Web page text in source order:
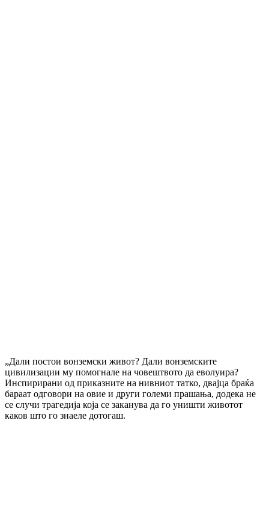
„Дали постои вонземски живот? Дали вонземските
цивилизации му помогнале на човештвото да еволуира?
Инспирирани од приказните на нивниот татко, двајца браќа
бараат одговори на овие и други големи прашања, додека не
се случи трагедија која се заканува да го уништи животот
каков што го знаеле дотогаш.